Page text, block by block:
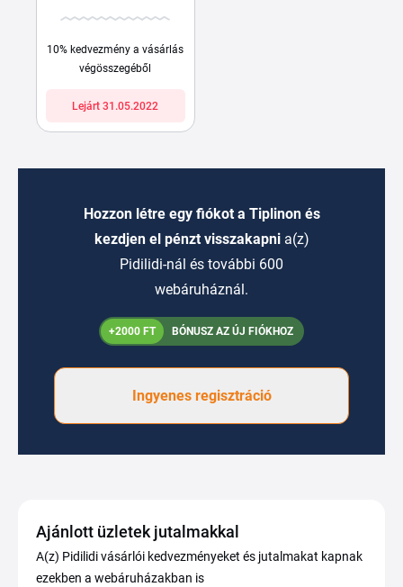
10% kedvezmény a vásárlás
végösszegéből
Lejárt 31.05.2022
Hozzon létre egy fiókot a Tiplinon és
kezdjen el pénzt visszakapni a(z)
Pidilidi-nál és további 600
webáruháznál.
+2000 FT BÓNUSZ AZ ÚJ FIÓKHOZ
Ingyenes regisztráció
Ajánlott üzletek jutalmakkal
A(z) Pidilidi vásárlói kedvezményeket és jutalmakat kapnak
ezekben a webáruházakban is